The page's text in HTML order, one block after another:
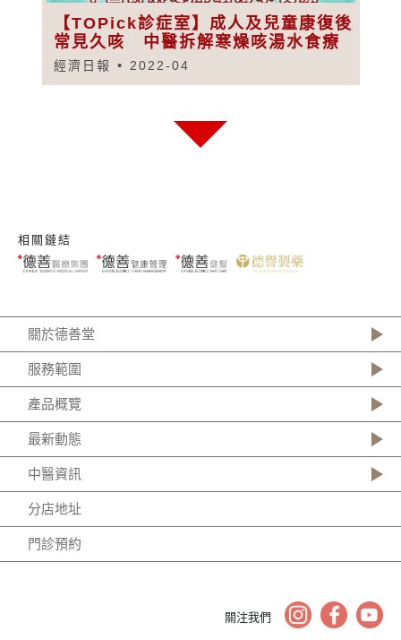
【TOPick診症室】成人及兒童康復後
常見久咳 中醫拆解寒燥咳湯水食療
經濟日報 2022-04
相關鏈結
關於德善堂
服務範圍
產品概覽
最新動態
中醫資訊
分店地址
門診預約
關注我們